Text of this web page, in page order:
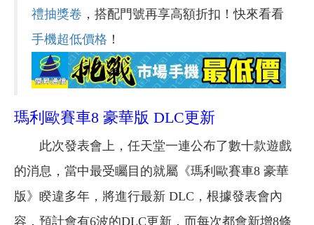
禮抽獎卷 ，搭配門號再享高額折扣！快來看看
手機超低價格 ！
瑪利歐賽車8 豪華版 DLC更新
此次發表會上，任天堂一連公布了數十款遊戲
的消息，當中最受矚目的就屬《瑪利歐賽車8 豪華
版》睽違多年，將進行最新 DLC，根據發表會內
容，預計會有6波的DLC更新，而每次都會新增8條